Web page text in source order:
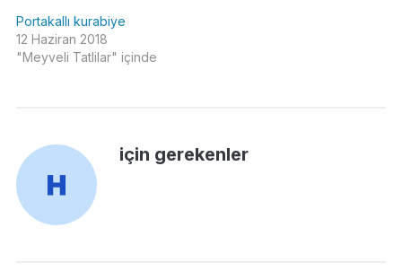
Portakallı kurabiye
12 Haziran 2018
"Meyveli Tatlilar" içinde
için gerekenler